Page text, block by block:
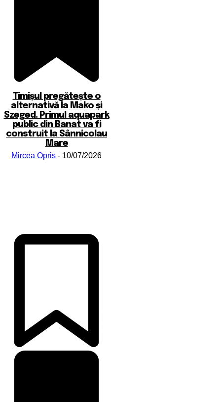
Timișul pregătește o
alternativă la Mako și
Szeged. Primul aquapark
public din Banat va fi
construit la Sânnicolau
Mare
Mircea Opris - 10/07/2026